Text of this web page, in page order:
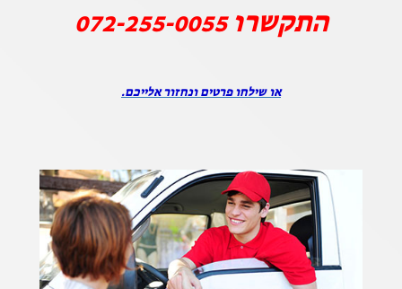
התקשרו072-255-0055
או שילחו פרטים ונחזור אלייכם.